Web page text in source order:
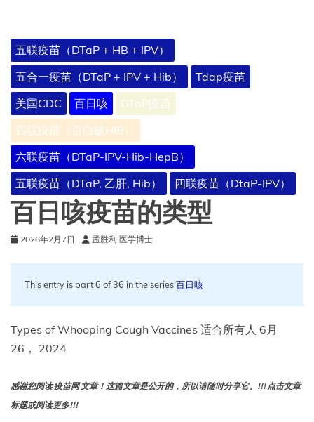
五联疫苗（DTaP + HB + IPV）
五合一疫苗（DTaP + IPV + Hib）
Tdap疫苗
美国CDC
百日咳
DTaP疫苗
四联疫苗（百白破HIB）
六联疫苗（DTaP-IPV-Hib-HepB）
五联疫苗（DTaP, 乙肝, Hib）
四联疫苗（DtaP-IPV）
百日咳疫苗的类型
2026年2月7日 孟胜利 医学博士
This entry is part 6 of 36 in the series百日咳
Types of Whooping Cough Vaccines 适合所有人 6月
26， 2024
感谢您阅读 疫苗网 文章！这篇文章是公开的，所以请随时分享它。!!! 点击文章
标题或阅读更多!!!